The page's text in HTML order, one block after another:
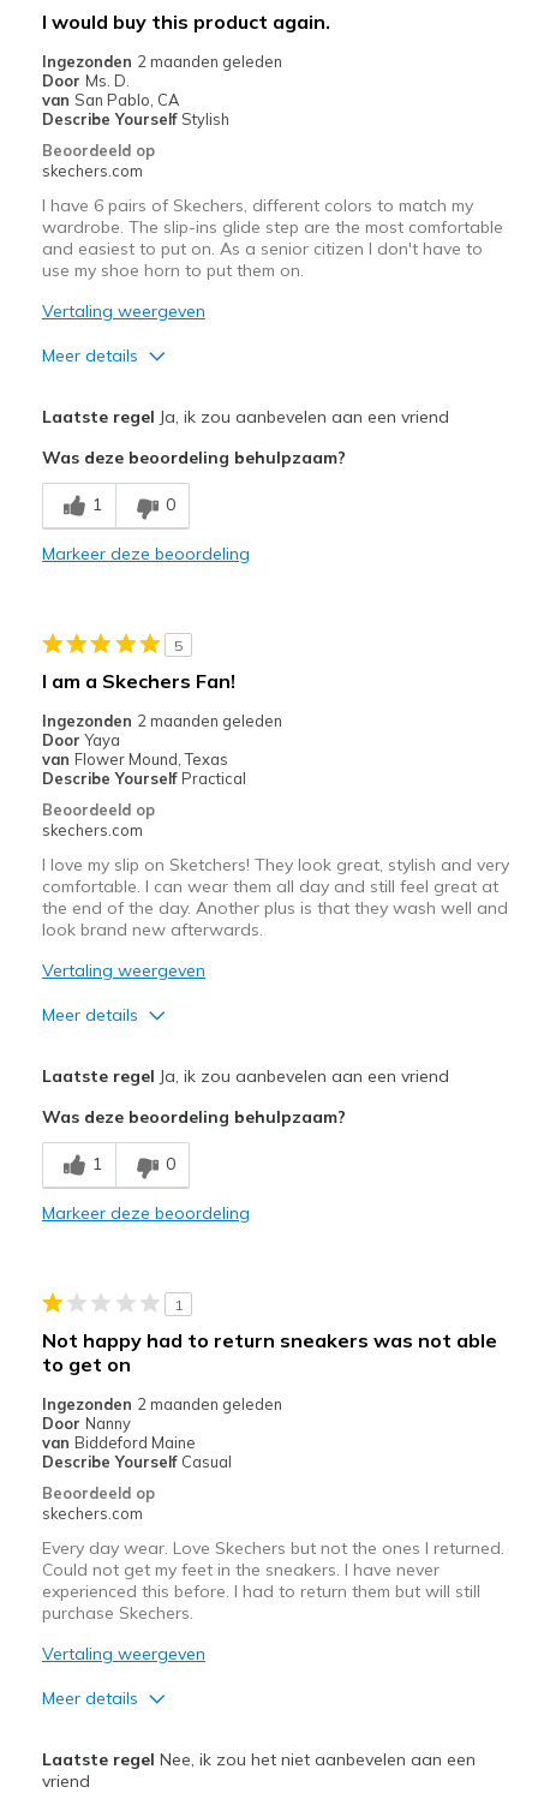
met
migratiegeschiedenis
van
de
I would buy this product again.
Ingezonden 2 maanden geleden
Door Ms. D.
van San Pablo, CA
Describe Yourself Stylish
Beoordeeld op
skechers.com
I have 6 pairs of Skechers, different colors to match my
wardrobe. The slip-ins glide step are the most comfortable
and easiest to put on. As a senior citizen I don't have to
use my shoe horn to put them on.
Vertaling weergeven
Meer details
Breathe Well
Comfortable
Width
Feels true to width
Sizing
Feels true to size
View On Shoes
Laatste regel Ja, ik zou aanbevelen aan een vriend
Was deze beoordeling behulpzaam?
1 0
Markeer deze beoordeling
5
I am a Skechers Fan!
Ingezonden 2 maanden geleden
Door Yaya
van Flower Mound, Texas
Describe Yourself Practical
Beoordeeld op
skechers.com
I love my slip on Sketchers! They look great, stylish and very
comfortable. I can wear them all day and still feel great at
the end of the day. Another plus is that they wash well and
look brand new afterwards.
Vertaling weergeven
Meer details
Breathe Well
Comfortable
Casual Wear
Going Out
Travel
Width
Sizing
Feels true to size
Laatste regel Ja, ik zou aanbevelen aan een vriend
Was deze beoordeling behulpzaam?
1 0
Markeer deze beoordeling
1
Not happy had to return sneakers was not able
to get on
Ingezonden 2 maanden geleden
Door Nanny
van Biddeford Maine
Describe Yourself Casual
Beoordeeld op
skechers.com
Every day wear. Love Skechers but not the ones I returned.
Could not get my feet in the sneakers. I have never
experienced this before. I had to return them but will still
purchase Skechers.
Vertaling weergeven
Meer details
Laatste regel Nee, ik zou het niet aanbevelen aan een
vriend